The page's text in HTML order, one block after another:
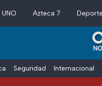
Azteca 7
Seguridad Internacional